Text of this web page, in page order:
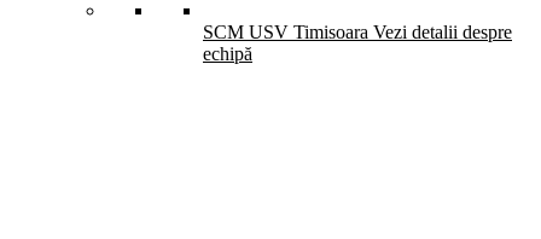
SCM USV Timisoara Vezi detalii despre
echipă